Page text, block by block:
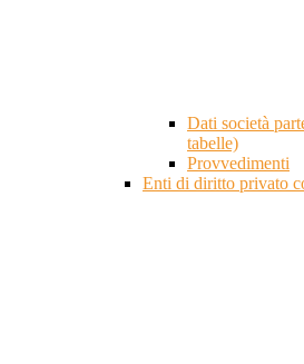
Dati società
tabelle)
Provvedimenti
Enti di diritto privato